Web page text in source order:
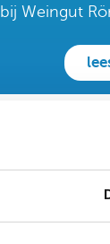
bij Weingut